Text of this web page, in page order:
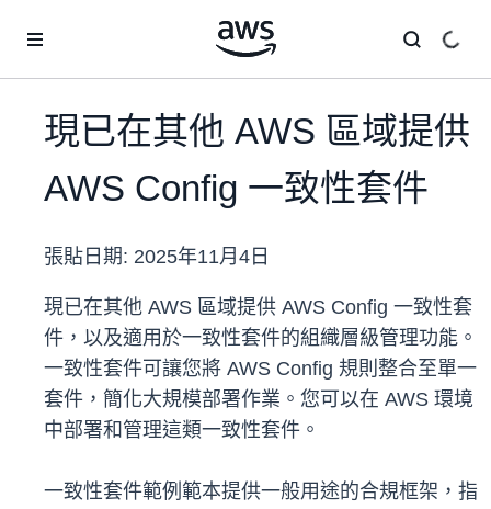
現已在其他 AWS 區域提供
AWS Config 一致性套件
張貼日期: 2025年11月4日
現已在其他 AWS 區域提供 AWS Config 一致性套
件，以及適用於一致性套件的組織層級管理功能。
一致性套件可讓您將 AWS Config 規則整合至單一
套件，簡化大規模部署作業。您可以在 AWS 環境
中部署和管理這類一致性套件。
一致性套件範例範本提供一般用途的合規框架，指